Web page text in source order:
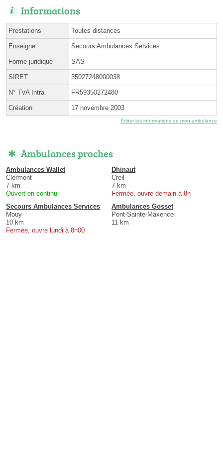
Informations
Prestations Toutes distances
Enseigne Secours Ambulances Services
Forme juridique SAS
SIRET 35027248000038
N° TVA Intra. FR59350272480
Création 17 novembre 2003
Éditer les informations de mon ambulance
Ambulances proches
Ambulances Wallet
Clermont
7 km
Ouvert en continu
Dhinaut
Creil
7 km
Fermée, ouvre demain à 8h
Secours Ambulances Services
Mouy
10 km
Fermée, ouvre lundi à 8h00
Ambulances Gosset
Pont-Sainte-Maxence
11 km